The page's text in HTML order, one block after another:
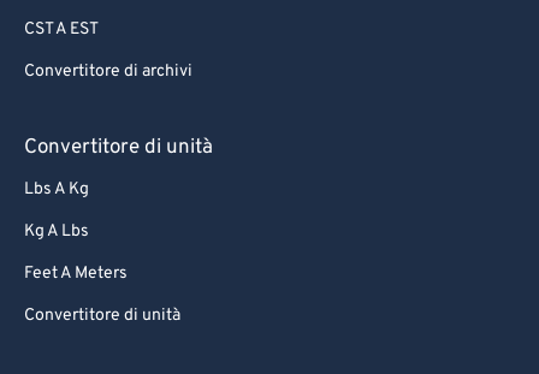
CST A EST
Convertitore di archivi
Convertitore di unità
Lbs A Kg
Kg A Lbs
Feet A Meters
Convertitore di unità